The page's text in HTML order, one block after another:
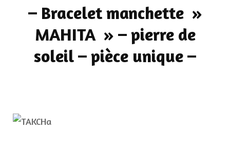
– Bracelet manchette »
MAHITA » – pierre de
soleil – pièce unique –